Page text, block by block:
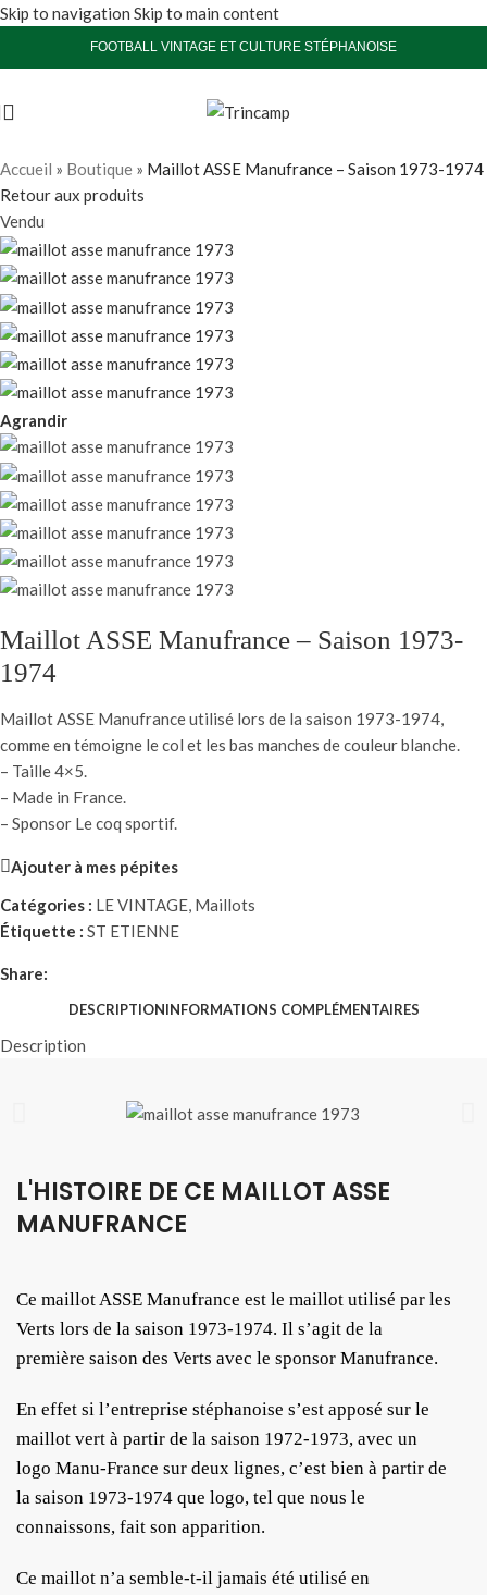
Skip to navigation Skip to main content
FOOTBALL VINTAGE ET CULTURE STÉPHANOISE
Accueil » Boutique » Maillot ASSE Manufrance – Saison 1973-1974
Retour aux produits
Vendu
Agrandir
Maillot ASSE Manufrance – Saison 1973-
1974
Maillot ASSE Manufrance utilisé lors de la saison 1973-1974,
comme en témoigne le col et les bas manches de couleur blanche.
– Taille 4×5.
– Made in France.
– Sponsor Le coq sportif.
Ajouter à mes pépites
Catégories : LE VINTAGE, Maillots
Étiquette : ST ETIENNE
Share:
DESCRIPTIONINFORMATIONS COMPLÉMENTAIRES
Description
L'HISTOIRE DE CE MAILLOT ASSE
MANUFRANCE
Ce maillot ASSE Manufrance est le maillot utilisé par les
Verts lors de la saison 1973-1974. Il s’agit de la
première saison des Verts avec le sponsor Manufrance.
En effet si l’entreprise stéphanoise s’est apposé sur le
maillot vert à partir de la saison 1972-1973, avec un
logo Manu-France sur deux lignes, c’est bien à partir de
la saison 1973-1974 que logo, tel que nous le
connaissons, fait son apparition.
Ce maillot n’a semble-t-il jamais été utilisé en